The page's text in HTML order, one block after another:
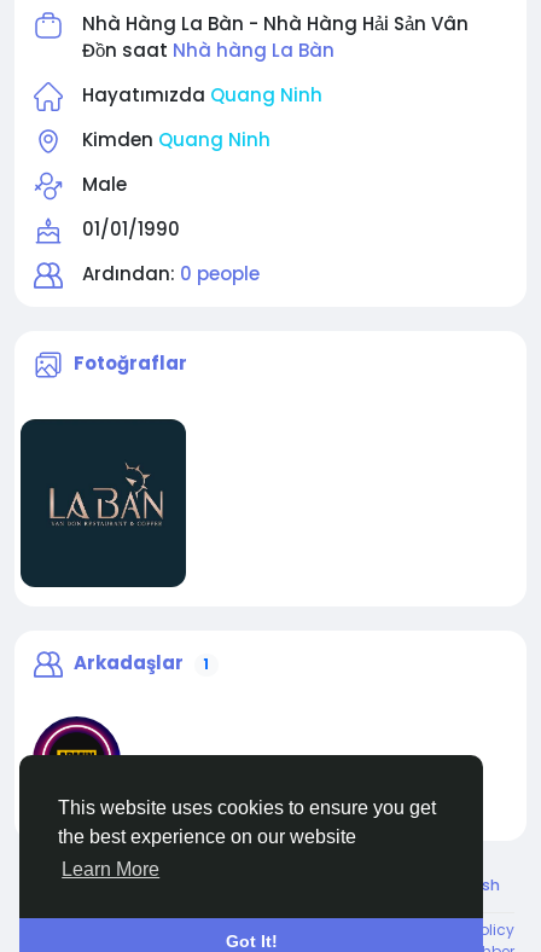
This website uses cookies to ensure you get
the best experience on our website
Learn More
Got It!
Nhà Hàng La Bàn - Nhà Hàng Hải Sản Vân
Đồn saat Nhà hàng La Bàn
Hayatımızda Quang Ninh
Kimden Quang Ninh
Male
01/01/1990
Ardından: 0 people
Fotoğraflar
Arkadaşlar 1
liveadmin
© 2026 Live City In Turkish
Shipping and delivery policy